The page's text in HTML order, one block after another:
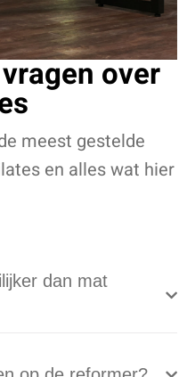
over
meest gestelde
en alles wat hier
dan mat